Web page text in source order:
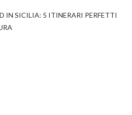
IN SICILIA: 5 ITINERARI PERFETTI